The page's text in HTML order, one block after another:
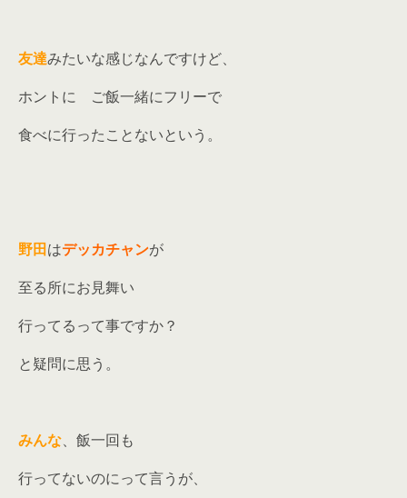
友達みたいな感じなんですけど、
ホントに ご飯一緒にフリーで
食べに行ったことないという。
野田はデッカチャンが
至る所にお見舞い
行ってるって事ですか？
と疑問に思う。
みんな、飯一回も
行ってないのにって言うが、